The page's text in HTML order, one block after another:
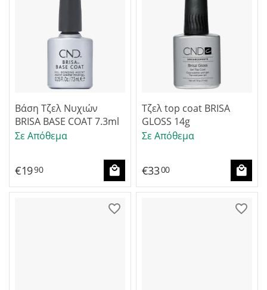
Βάση Τζελ Νυχιών
BRISA BASE COAT 7.3ml
Σε Απόθεμα
€1990
Τζελ top coat BRISA
GLOSS 14g
Σε Απόθεμα
€3300